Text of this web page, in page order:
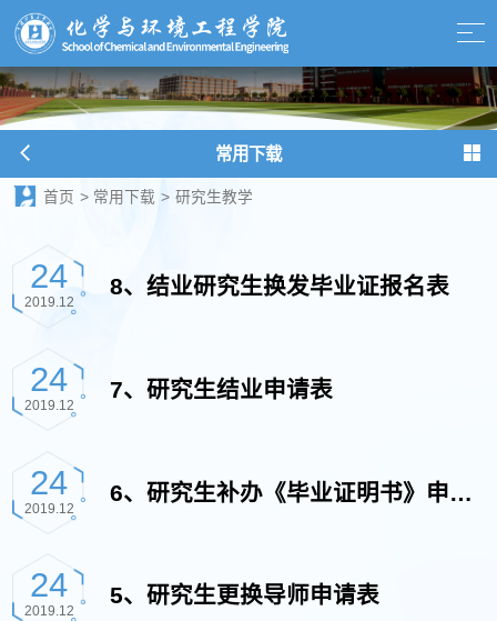
常用下载
首页 > 常用下载 > 研究生教学
24
2019.12
8、结业研究生换发毕业证报名表
24
2019.12
7、研究生结业申请表
24
2019.12
6、研究生补办《毕业证明书》申请
24
2019.12
5、研究生更换导师申请表